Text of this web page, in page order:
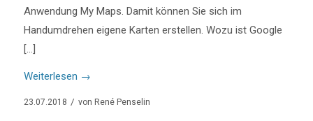
Anwendung My Maps. Damit können Sie sich im
Handumdrehen eigene Karten erstellen. Wozu ist Google
[…]
Weiterlesen →
23.07.2018 / von René Penselin